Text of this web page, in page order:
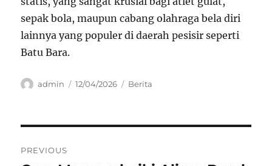
sepak bola, maupun cabang olahraga bela diri
lainnya yang populer di daerah pesisir seperti
Batu Bara.
Author
admin
Posted
12/04/2026 Categories
Berita
PREVIOUS